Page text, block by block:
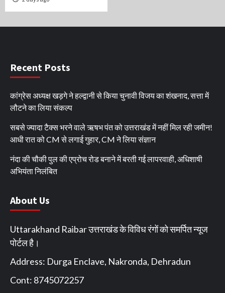
Recent Posts
कांग्रेस अध्यक्ष खड़गे ने हल्द्वानी से किया चुनावी विजय का शंखनाद, सत्ता में
लौटने का लिया संकल्प
सबसे ज्यादा टैक्स भरने वाले ऋषभ पंत को उत्तराखंड में नहीं मिल रही जमीन!
आधी रात को CM से लगाई गुहार, CM ने लिया संज्ञान
नंदा की चौकी पुल की एप्रोच रोड बनाने में बरती गई लापरवाही, अधिशाषी
अभियंता निलंबित
About Us
Uttarakhand Raibar उत्तराखंड के विविध रंगों को समर्पित न्यूज
पोर्टल है।
Address: Durga Enclave, Nakronda, Dehradun
Cont: 8745072257